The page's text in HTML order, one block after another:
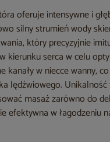
oferuje intensywne i
silny strumień wody
który precyzyjnie
kierunku serca w celu
w niecce wanny,
lędźwiowego.
masaż zarówno do
efektywna w łagodzeniu